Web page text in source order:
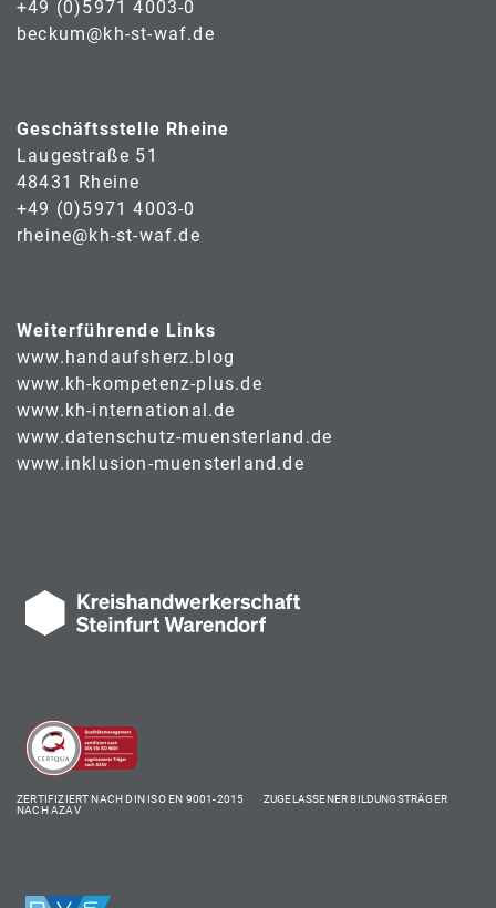
+49 (0)5971 4003-0
beckum@kh-st-waf.de
Geschäftsstelle Rheine
Laugestraße 51
48431 Rheine
+49 (0)5971 4003-0
rheine@kh-st-waf.de
Weiterführende Links
www.handaufsherz.blog
www.kh-kompetenz-plus.de
www.kh-international.de
www.datenschutz-muensterland.de
www.inklusion-muensterland.de
ZERTIFIZIERT NACH DIN ISO EN 9001-2015 ZUGELASSENER BILDUNGSTRÄGER
NACH AZAV